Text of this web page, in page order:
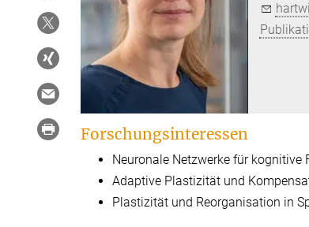
Forschungsinteressen
Neuronale Netzwerke für kognitive
Adaptive Plastizität und
Plastizität und Reorganisation in